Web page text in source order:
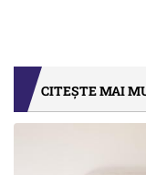
CITEȘTE MAI